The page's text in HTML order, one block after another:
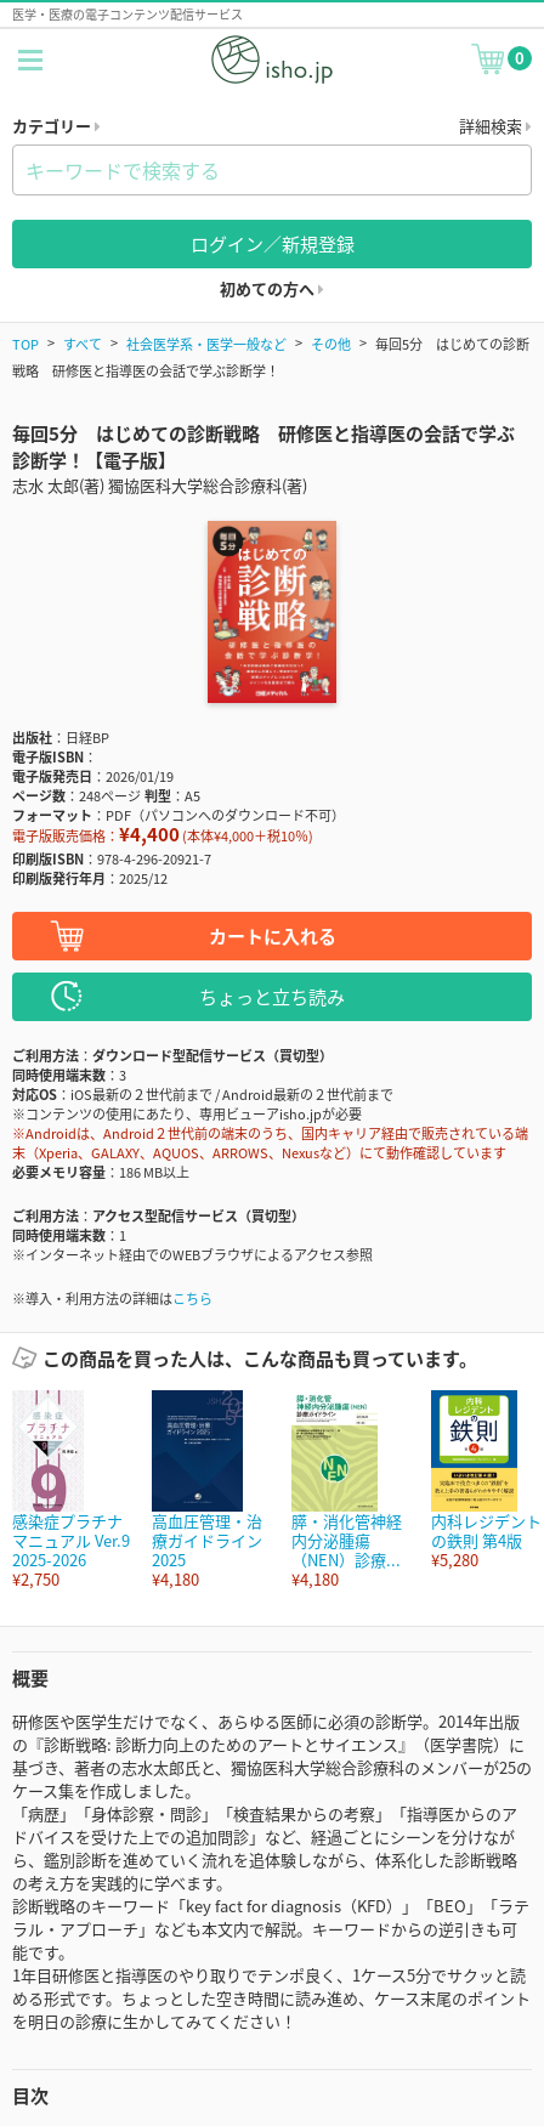
医学・医療の電子コンテンツ配信サービス
0
カテゴリー 詳細検索
ログイン／新規登録
初めての方へ
TOP すべて 社会医学系・医学一般など その他
毎回5分 はじめての診断
戦略 研修医と指導医の会話で学ぶ診断学！
毎回5分 はじめての診断戦略 研修医と指導医の会話で学ぶ
診断学！【電子版】
志水 太郎(著) 獨協医科大学総合診療科(著)
出版社
日経BP
電子版ISBN
電子版発売日
2026/01/19
ページ数
248ページ判型
A5
フォーマット
PDF（パソコンへのダウンロード不可）
電子版販売価格： ¥4,400(本体¥4,000＋税10％)
印刷版ISBN
978-4-296-20921-7
印刷版発行年月
2025/12
カートに入れる
ちょっと立ち読み
ご利用方法
ダウンロード型配信サービス（買切型）
同時使用端末数
3
対応OS
iOS最新の２世代前まで / Android最新の２世代前まで
※コンテンツの使用にあたり、専用ビューアisho.jpが必要
※Androidは、Android２世代前の端末のうち、国内キャリア経由で販売されている端
末（Xperia、GALAXY、AQUOS、ARROWS、Nexusなど）にて動作確認しています
必要メモリ容量
186 MB以上
ご利用方法
アクセス型配信サービス（買切型）
同時使用端末数
1
※インターネット経由でのWEBブラウザによるアクセス参照
※導入・利用方法の詳細はこちら
この商品を買った人は、こんな商品も買っています。
感染症プラチナ
マニュアル Ver.9
2025-2026
¥2,750
高血圧管理・治
療ガイドライン
2025
¥4,180
膵・消化管神経
内分泌腫瘍
（NEN）診療...
¥4,180
内科レジデント
の鉄則 第4版
¥5,280
概要
研修医や医学生だけでなく、あらゆる医師に必須の診断学。2014年出版
の『診断戦略: 診断力向上のためのアートとサイエンス』（医学書院）に
基づき、著者の志水太郎氏と、獨協医科大学総合診療科のメンバーが25の
ケース集を作成しました。
「病歴」「身体診察・問診」「検査結果からの考察」「指導医からのア
ドバイスを受けた上での追加問診」など、経過ごとにシーンを分けなが
ら、鑑別診断を進めていく流れを追体験しながら、体系化した診断戦略
の考え方を実践的に学べます。
診断戦略のキーワード「key fact for diagnosis（KFD）」「BEO」「ラテ
ラル・アプローチ」なども本文内で解説。キーワードからの逆引きも可
能です。
1年目研修医と指導医のやり取りでテンポ良く、1ケース5分でサクッと読
める形式です。ちょっとした空き時間に読み進め、ケース末尾のポイント
を明日の診療に生かしてみてください！
目次